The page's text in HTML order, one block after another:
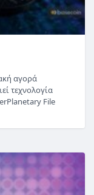
αγορά
τεχνολογία
File